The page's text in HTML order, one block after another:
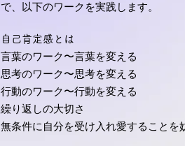
で、以下のワークを実践します。
自己肯定感とは
言葉のワーク〜言葉を変える
思考のワーク〜思考を変える
行動のワーク〜行動を変える
繰り返しの大切さ
無条件に自分を受け入れ愛することを